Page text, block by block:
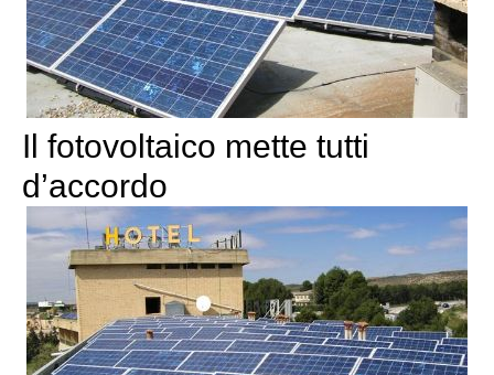
Il fotovoltaico mette tutti
d’accordo